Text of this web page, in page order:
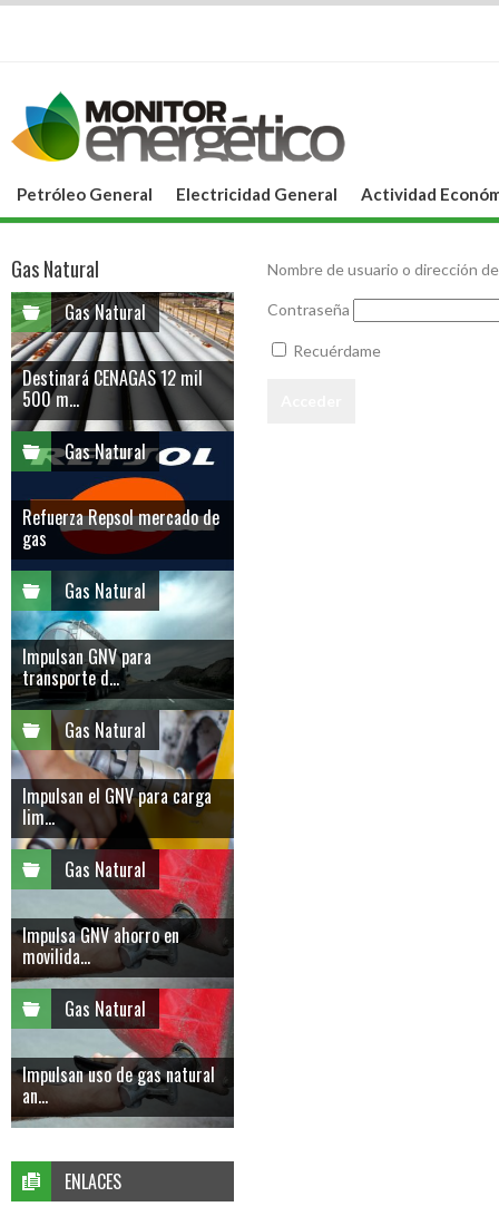
Petróleo General Electricidad General Actividad
Nombre de usuario o dirección
Contraseña
Recuérdame
Gas Natural
Gas Natural
Destinará CENAGAS 12 mil
500 m...
Gas Natural
Refuerza Repsol mercado de
gas
Gas Natural
Impulsan GNV para
transporte d...
Gas Natural
Impulsan el GNV para carga
lim...
Gas Natural
Impulsa GNV ahorro en
movilida...
Gas Natural
Impulsan uso de gas natural
an...
ENLACES